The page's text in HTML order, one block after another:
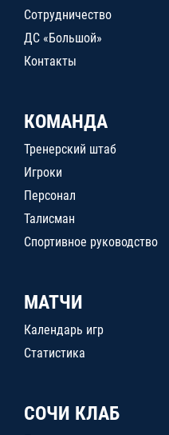
Сотрудничество
ДС «Большой»
Контакты
КОМАНДА
Тренерский штаб
Игроки
Персонал
Талисман
Спортивное руководство
МАТЧИ
Календарь игр
Статистика
СОЧИ КЛАБ